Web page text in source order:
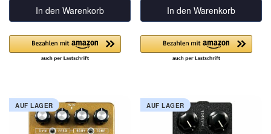
In den Warenkorb In den Warenkorb
AUF LAGER AUF LAGER